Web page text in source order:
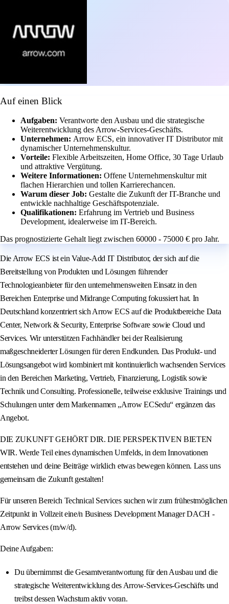
Auf einen Blick
Aufgaben: Verantworte den Ausbau und die strategische
Weiterentwicklung des Arrow-Services-Geschäfts.
Unternehmen: Arrow ECS, ein innovativer IT Distributor mit
dynamischer Unternehmenskultur.
Vorteile: Flexible Arbeitszeiten, Home Office, 30 Tage Urlaub
und attraktive Vergütung.
Weitere Informationen: Offene Unternehmenskultur mit
flachen Hierarchien und tollen Karrierechancen.
Warum dieser Job: Gestalte die Zukunft der IT-Branche und
entwickle nachhaltige Geschäftspotenziale.
Qualifikationen: Erfahrung im Vertrieb und Business
Development, idealerweise im IT-Bereich.
Das prognostizierte Gehalt liegt zwischen 60000 - 75000 € pro Jahr.
Die Arrow ECS ist ein Value-Add IT Distributor, der sich auf die
Bereitstellung von Produkten und Lösungen führender
Technologieanbieter für den unternehmensweiten Einsatz in den
Bereichen Enterprise und Midrange Computing fokussiert hat. In
Deutschland konzentriert sich Arrow ECS auf die Produktbereiche Data
Center, Network & Security, Enterprise Software sowie Cloud und
Services. Wir unterstützen Fachhändler bei der Realisierung
maßgeschneiderter Lösungen für deren Endkunden. Das Produkt- und
Lösungsangebot wird kombiniert mit kontinuierlich wachsenden Services
in den Bereichen Marketing, Vertrieb, Finanzierung, Logistik sowie
Technik und Consulting. Professionelle, teilweise exklusive Trainings und
Schulungen unter dem Markennamen „Arrow ECSedu“ ergänzen das
Angebot.
DIE ZUKUNFT GEHÖRT DIR. DIE PERSPEKTIVEN BIETEN
WIR. Werde Teil eines dynamischen Umfelds, in dem Innovationen
entstehen und deine Beiträge wirklich etwas bewegen können. Lass uns
gemeinsam die Zukunft gestalten!
Für unseren Bereich Technical Services suchen wir zum frühestmöglichen
Zeitpunkt in Vollzeit eine/n Business Development Manager DACH -
Arrow Services (m/w/d).
Deine Aufgaben:
Du übernimmst die Gesamtverantwortung für den Ausbau und die
strategische Weiterentwicklung des Arrow-Services-Geschäfts und
treibst dessen Wachstum aktiv voran.